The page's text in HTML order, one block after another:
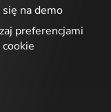
na demo
preferencjami